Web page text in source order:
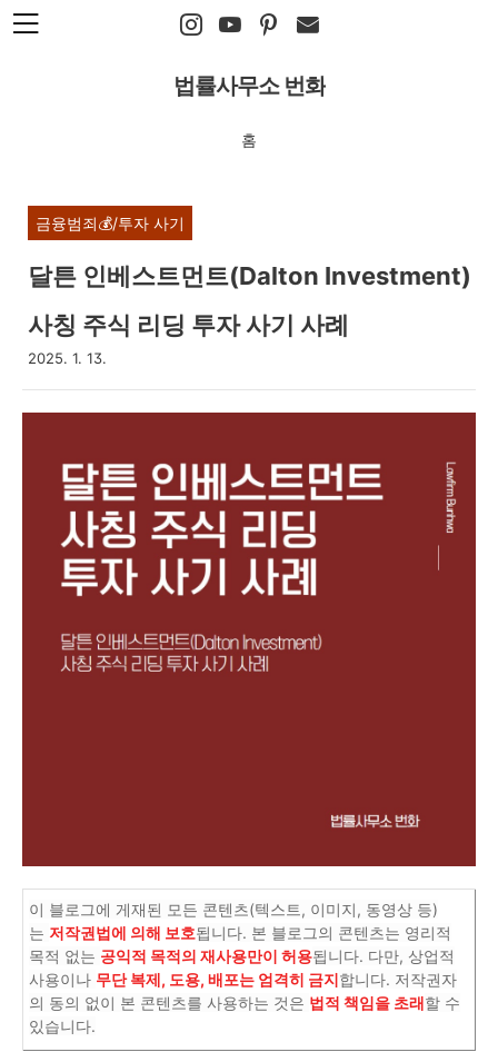
본문 바로가기
법률사무소 번화
홈
금융범죄💰/투자 사기
달튼 인베스트먼트(Dalton Investment)
사칭 주식 리딩 투자 사기 사례
2025. 1. 13.
이 블로그에 게재된 모든 콘텐츠(텍스트, 이미지, 동영상 등)
는 저작권법에 의해 보호됩니다. 본 블로그의 콘텐츠는 영리적
목적 없는 공익적 목적의 재사용만이 허용됩니다. 다만, 상업적
사용이나 무단 복제, 도용, 배포는 엄격히 금지합니다. 저작권자
의 동의 없이 본 콘텐츠를 사용하는 것은 법적 책임을 초래할 수
있습니다.